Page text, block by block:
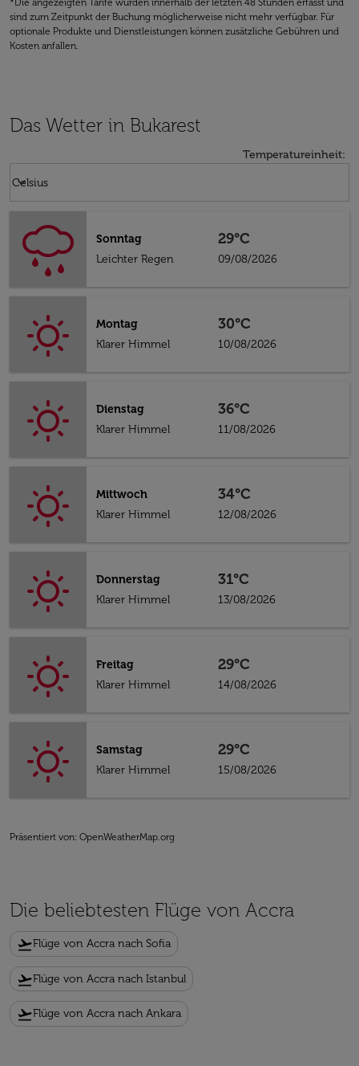
*Die angezeigten Tarife wurden innerhalb der letzten 48 Stunden erfasst und
sind zum Zeitpunkt der Buchung möglicherweise nicht mehr verfügbar. Für
optionale Produkte und Dienstleistungen können zusätzliche Gebühren und
Kosten anfallen.
Das Wetter in Bukarest
Temperatureinheit:
Celsius
keyboard_arrow_down
Sonntag
Leichter Regen
29°C
09/08/2026
Montag
Klarer Himmel
30°C
10/08/2026
Dienstag
Klarer Himmel
36°C
11/08/2026
Mittwoch
Klarer Himmel
34°C
12/08/2026
Donnerstag
Klarer Himmel
31°C
13/08/2026
Freitag
Klarer Himmel
29°C
14/08/2026
Samstag
Klarer Himmel
29°C
15/08/2026
Präsentiert von: OpenWeatherMap.org
Die beliebtesten Flüge von Accra
flight_takeoffFlüge von Accra nach Sofia
flight_takeoffFlüge von Accra nach Istanbul
flight_takeoffFlüge von Accra nach Ankara